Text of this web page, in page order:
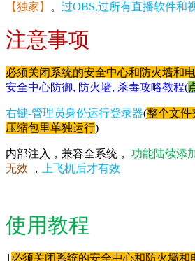
【独家】 。 过OBS,过所有直播软件和
注意事项
必须关闭系统的安全中心和防火墙和
安全中心防御, 防火墙, 杀毒攻略教程(
右键-管理员身份运行登录器(整个文件
压缩包里单独运行)
内部注入，兼容全系统， 功能陆续添
无效 ， 上飞机后才有效
使用教程
1必须关闭系统的安全中心和防火墙和